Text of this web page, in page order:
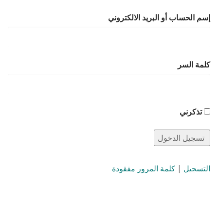
إسم الحساب أو البريد الالكتروني
كلمة السر
تذكرني
التسجيل | كلمة المرور مفقودة